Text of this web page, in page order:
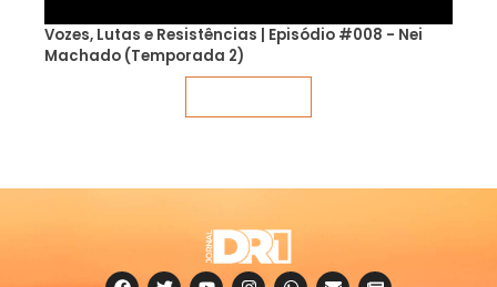
Vozes, Lutas e Resistências | Episódio #008 - Nei
Machado (Temporada 2)